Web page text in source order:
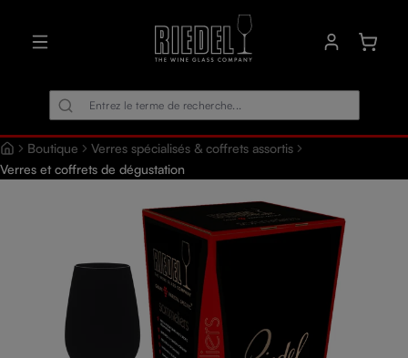
Le
Boutique
Verres spécialisés & coffrets assortis
Verres et coffrets de dégustation